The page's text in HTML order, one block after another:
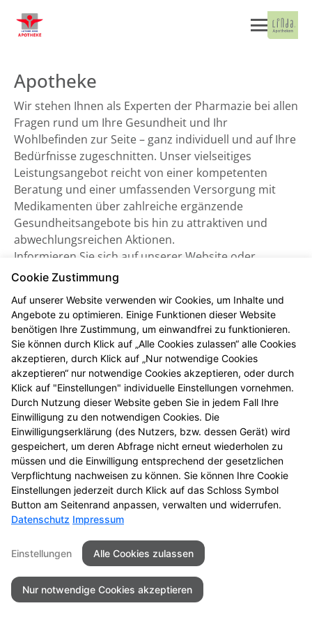
Apotheke
Wir stehen Ihnen als Experten der Pharmazie bei allen
Fragen rund um Ihre Gesundheit und Ihr
Wohlbefinden zur Seite – ganz individuell und auf Ihre
Bedürfnisse zugeschnitten. Unser vielseitiges
Leistungsangebot reicht von einer kompetenten
Beratung und einer umfassenden Versorgung mit
Medikamenten über zahlreiche ergänzende
Gesundheitsangebote bis hin zu attraktiven und
abwechlungsreichen Aktionen.
Informieren Sie sich auf unserer Website oder
besuchen Sie uns direkt vor Ort. Wir freuen uns auf
Seitenübersicht Kontakt
Impressum
Datenschutz
© 2026 Luther King Apotheke
Cookie Zustimmung
Auf unserer Website verwenden wir Cookies, um Inhalte und
Angebote zu optimieren. Einige Funktionen dieser Website
benötigen Ihre Zustimmung, um einwandfrei zu funktionieren.
Sie können durch Klick auf „Alle Cookies zulassen“ alle Cookies
akzeptieren, durch Klick auf „Nur notwendige Cookies
akzeptieren“ nur notwendige Cookies akzeptieren, oder durch
Klick auf "Einstellungen" individuelle Einstellungen vornehmen.
Durch Nutzung dieser Website geben Sie in jedem Fall Ihre
Einwilligung zu den notwendigen Cookies. Die
Einwilligungserklärung (des Nutzers, bzw. dessen Gerät) wird
gespeichert, um deren Abfrage nicht erneut wiederholen zu
müssen und die Einwilligung entsprechend der gesetzlichen
Verpflichtung nachweisen zu können. Sie können Ihre Cookie
Einstellungen jederzeit durch Klick auf das Schloss Symbol
Button am Seitenrand anpassen, verwalten und widerrufen.
Datenschutz Impressum
Einstellungen Alle Cookies zulassen
Nur notwendige Cookies akzeptieren